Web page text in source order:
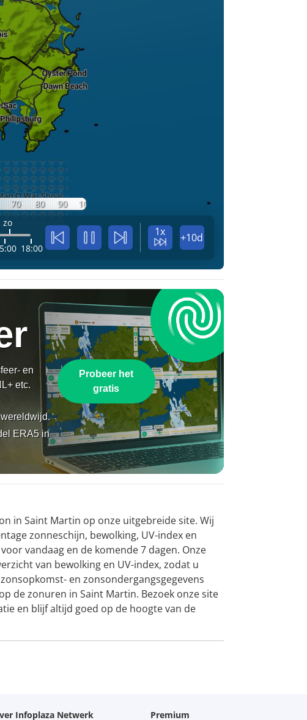
70 80 90
100
zo
18:00
1x +10d
en
etc.
ERA5 in
Probeer het
gratis
in Saint Martin op onze uitgebreide site. Wij
zonneschijn, bewolking, UV-index en
vandaag en de komende 7 dagen. Onze
van bewolking en UV-index, zodat u
en zonsondergangsgegevens
de zonuren in Saint Martin. Bezoek onze site
en blijf altijd goed op de hoogte van de
Infoplaza Netwerk Premium